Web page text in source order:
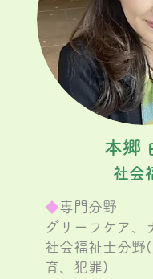
本郷
社会
◆専門分野
グリーフ ケア、
社会福祉士分野
育、犯罪)